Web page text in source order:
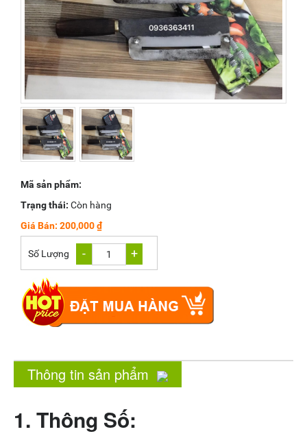
Mã sản phẩm:
Trạng thái: Còn hàng
Giá Bán: 200,000 ₫
Số Lượng - 1 +
Thông tin sản phẩm
1. Thông Số: